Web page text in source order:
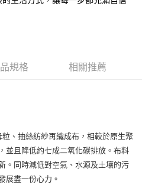
)免運費
)免運費
)免運費
規格 相關推薦
、抽絲紡紗再織成布，相較於原生聚
並且降低約七成二氧化碳排放。布料
。同時減低對空氣、水源及土壤的污
展盡一份心力。